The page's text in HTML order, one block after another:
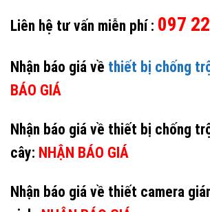
Liên hệ tư vấn miễn phí : 097
Nhận báo giá về thiết bị chống
BÁO GIÁ
Nhận báo giá về thiết bị chống
cây: NHẬN BÁO GIÁ
Nhận báo giá về thiết camera